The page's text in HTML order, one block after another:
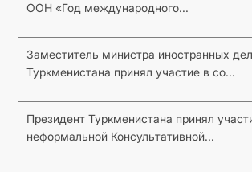
ООН «Год международного...
Заместитель министра иностранных дел
Туркменистана принял участие в со...
Президент Туркменистана принял
неформальной Консультативной...